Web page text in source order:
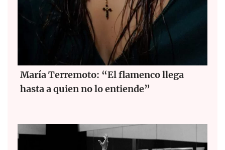
María Terremoto: “El flamenco llega
hasta a quien no lo entiende”